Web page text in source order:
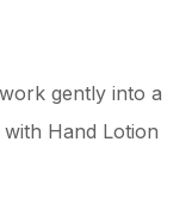
gently into a
Hand Lotion